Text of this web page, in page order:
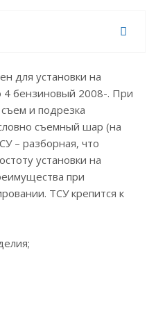
для установки на
4 бензиновый 2008-. При
и подрезка
съемный шар (на
– разборная, что
установки на
при
ТСУ крепится к